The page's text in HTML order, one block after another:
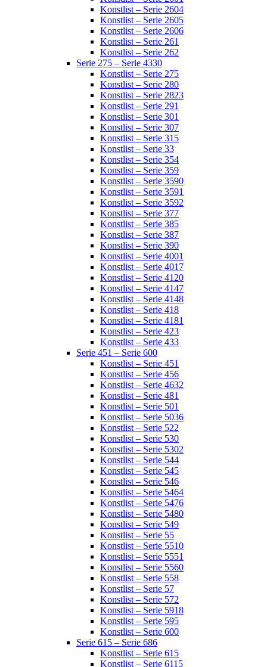
Konstlist – Serie 2604
Konstlist – Serie 2605
Konstlist – Serie 2606
Konstlist – Serie 261
Konstlist – Serie 262
Serie 275 – Serie 4330
Konstlist – Serie 275
Konstlist – Serie 280
Konstlist – Serie 2823
Konstlist – Serie 291
Konstlist – Serie 301
Konstlist – Serie 307
Konstlist – Serie 315
Konstlist – Serie 33
Konstlist – Serie 354
Konstlist – Serie 359
Konstlist – Serie 3590
Konstlist – Serie 3591
Konstlist – Serie 3592
Konstlist – Serie 377
Konstlist – Serie 385
Konstlist – Serie 387
Konstlist – Serie 390
Konstlist – Serie 4001
Konstlist – Serie 4017
Konstlist – Serie 4120
Konstlist – Serie 4147
Konstlist – Serie 4148
Konstlist – Serie 418
Konstlist – Serie 4181
Konstlist – Serie 423
Konstlist – Serie 433
Serie 451 – Serie 600
Konstlist – Serie 451
Konstlist – Serie 456
Konstlist – Serie 4632
Konstlist – Serie 481
Konstlist – Serie 501
Konstlist – Serie 5036
Konstlist – Serie 522
Konstlist – Serie 530
Konstlist – Serie 5302
Konstlist – Serie 544
Konstlist – Serie 545
Konstlist – Serie 546
Konstlist – Serie 5464
Konstlist – Serie 5476
Konstlist – Serie 5480
Konstlist – Serie 549
Konstlist – Serie 55
Konstlist – Serie 5510
Konstlist – Serie 5551
Konstlist – Serie 5560
Konstlist – Serie 558
Konstlist – Serie 57
Konstlist – Serie 572
Konstlist – Serie 5918
Konstlist – Serie 595
Konstlist – Serie 600
Serie 615 – Serie 686
Konstlist – Serie 615
Konstlist – Serie 6115